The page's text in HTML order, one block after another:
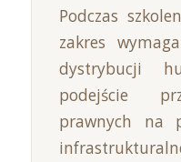
Podczas
zakres
dystrybucji
podejście
prawnych na